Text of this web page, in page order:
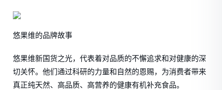
悠果维的品牌故事
悠果维新国货之光，代表着对品质的不懈追求和对健康的深
切关怀。他们通过科研的力量和自然的恩赐，为消费者带来
真正纯天然、高品质、高营养的健康有机补充食品。